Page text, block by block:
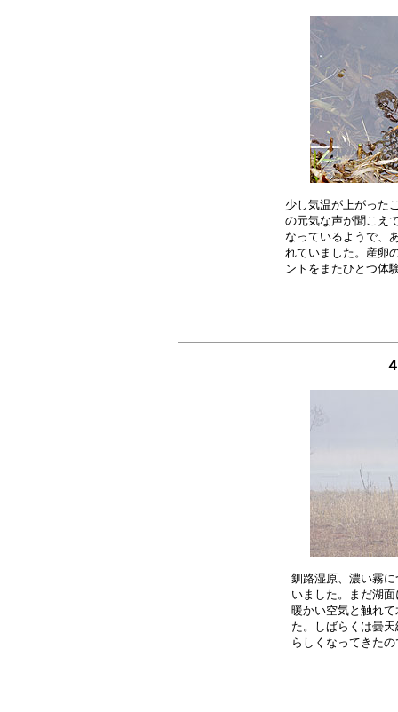
少し気温が上がった
の元気な声が聞こえ
なっているようで、
れていました。産卵
釧路湿原、濃い霧
いました。まだ湖
暖かい空気と触れ
た。しばらくは曇